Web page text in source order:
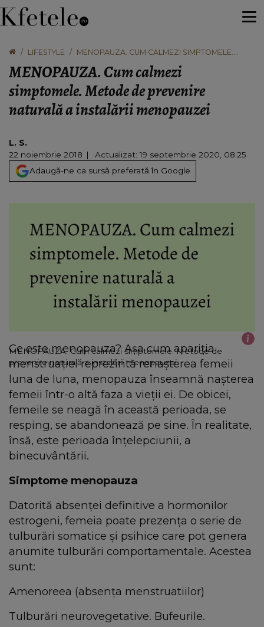
LIFESTYLE
MENOPAUZA. CUM CALMEZI SIMPTOMELE.
INSTALĂRII MENOPAUZEI
MENOPAUZA. Cum calmezi
simptomele. Metode de prevenire
naturală a instalării menopauzei
L. S.
22 noiembrie 2018
Actualizat: 19 septembrie 2020, 08:25
Adaugă-ne ca sursă preferată în Google
MENOPAUZA. Cum calmezi simptomele. Metode de
prevenire naturală a instalării menopauzei
Ce este menopauza? Aşa cum apariţia
menstruaţiei reprezintă renaşterea femeii
luna de luna, menopauza înseamnă naşterea
femeii într-o altă faza a vieţii ei. De obicei,
femeile se neagă în această perioada, se
resping, se abandonează pe sine. În realitate,
însă, este perioada înţelepciunii, a
binecuvântării.
Simptome menopauza
Datorită absenţei definitive a hormonilor
estrogeni, femeia poate prezenţa o serie de
tulburări somatice şi psihice care pot genera
anumite tulburări comportamentale. Acestea
sunt:
Amenoreea (absenţa menstruatiilor)
Tulburări neurovegetative. Bufeurile.